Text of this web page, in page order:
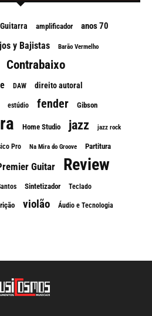
amplificador anos 70
y Bajistas Barão Vermelho
Contrabaixo
DAW direito autoral
estúdio fender Gibson
Home Studio jazz jazz rock
Pro Na Mira do Groove Partitura
Guitar Review
Sintetizador Teclado
violão Áudio e Tecnologia